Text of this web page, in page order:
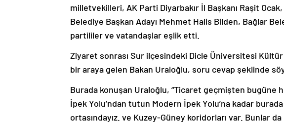
milletvekilleri, AK Parti Diyarbakır İl Başkanı Raşit
Belediye Başkan Adayı Mehmet Halis Bilden, Bağlar
partililer ve vatandaşlar eşlik etti.
Ziyaret sonrası Sur ilçesindeki Dicle Üniversitesi
bir araya gelen Bakan Uraloğlu, soru cevap şeklinde
Burada konuşan Uraloğlu, “Ticaret geçmişten bugüne
İpek Yolu’ndan tutun Modern İpek Yolu’na kadar
ortasındayız. ve Kuzey-Güney koridorları var. Bunlar